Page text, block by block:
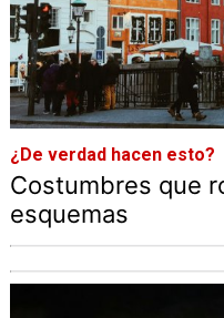
¿De verdad hacen esto?
Costumbres que
esquemas